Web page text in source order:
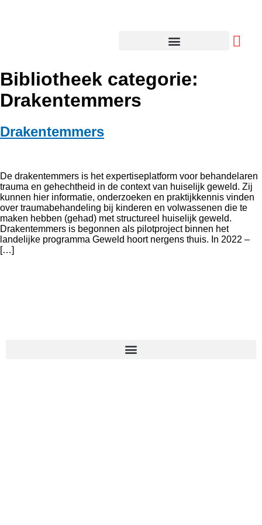
Bibliotheek categorie:
Drakentemmers
Drakentemmers
De drakentemmers is het expertiseplatform voor behandelaren
trauma en gehechtheid in de context van huiselijk geweld. Zij
kunnen hier informatie, onderzoeken en praktijkkennis vinden
over traumabehandeling bij kinderen en volwassenen die te
maken hebben (gehad) met structureel huiselijk geweld.
Drakentemmers is begonnen als pilotproject binnen het
landelijke programma Geweld hoort nergens thuis. In 2022 –
[…]